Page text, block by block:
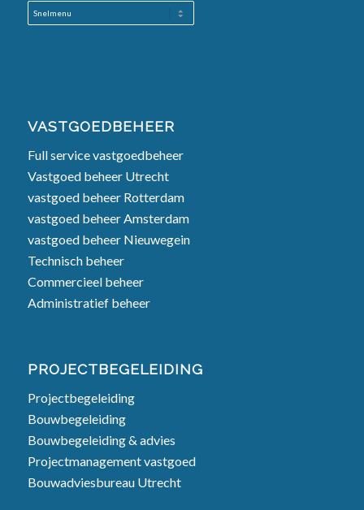
VASTGOEDBEHEER
Full service vastgoedbeheer
Vastgoed beheer Utrecht
vastgoed beheer Rotterdam
vastgoed beheer Amsterdam
vastgoed beheer Nieuwegein
Technisch beheer
Commercieel beheer
Administratief beheer
PROJECTBEGELEIDING
Projectbegeleiding
Bouwbegeleiding
Bouwbegeleiding & advies
Projectmanagement vastgoed
Bouwadviesbureau Utrecht